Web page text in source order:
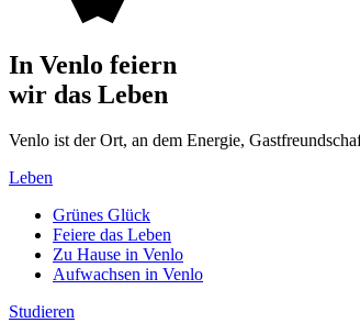
In Venlo feiern
wir das Leben
Venlo ist der Ort, an dem Energie,
Leben
Grünes Glück
Feiere das Leben
Zu Hause in Venlo
Aufwachsen in Venlo
Studieren